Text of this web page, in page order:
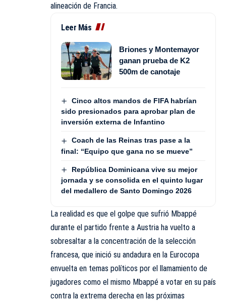
alineación de Francia.
Leer Más
Briones y Montemayor
ganan prueba de K2
500m de canotaje
Cinco altos mandos de FIFA habrían
sido presionados para aprobar plan de
inversión externa de Infantino
Coach de las Reinas tras pase a la
final: “Equipo que gana no se mueve”
República Dominicana vive su mejor
jornada y se consolida en el quinto lugar
del medallero de Santo Domingo 2026
La realidad es que el golpe que sufrió Mbappé
durante el partido frente a Austria ha vuelto a
sobresaltar a la concentración de la selección
francesa, que inició su andadura en la Eurocopa
envuelta en temas políticos por el llamamiento de
jugadores como el mismo Mbappé a votar en su país
contra la extrema derecha en las próximas